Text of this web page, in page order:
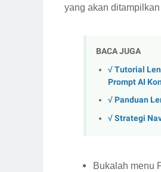
yang akan
BACA JUGA
√ Tutorial
Prompt AI
√ Panduan
√ Strategi
Bukalah menu